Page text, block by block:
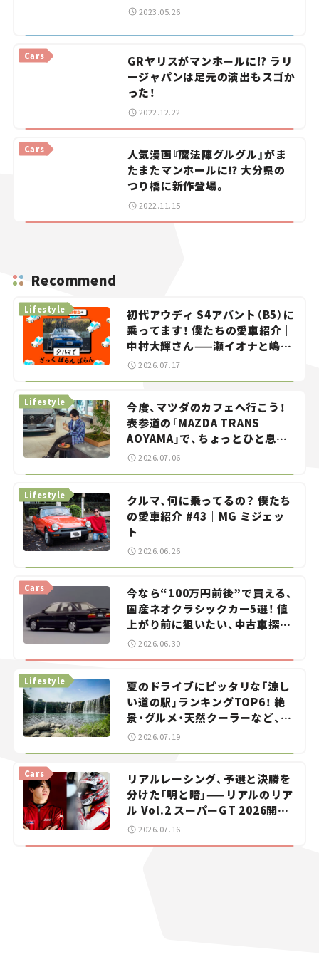
2023.05.26
Cars
GRヤリスがマンホールに!? ラリ
ージャパンは足元の演出もスゴか
った！
2022.12.22
Cars
人気漫画『魔法陣グルグル』がま
たまたマンホールに⁉ 大分県の
つり橋に新作登場。
2022.11.15
Recommend
初代アウディ S4アバント（B5）に
乗ってます！ 僕たちの愛車紹介｜
中村大輝さん——瀬イオナと嶋田
智之の「クルマでざっくばらんば
Lifestyle
2026.07.17
今度、マツダのカフェへ行こう！
表参道の「MAZDA TRANS
AOYAMA」で、ちょっとひと息。
——連載｜CCGとクルマでどうす
る？＜第13回＞
Lifestyle
2026.07.06
クルマ、何に乗ってるの？ 僕たち
の愛車紹介 #43｜MG ミジェッ
ト
Lifestyle
2026.06.26
今なら“100万円前後”で買える、
国産ネオクラシックカー5選！ 値
上がり前に狙いたい、中古車探し
をお手伝い――ちょっとイケてるマ
イカー選び #02
Cars
2026.06.30
夏のドライブにピッタリな「涼し
い道の駅」ランキングTOP6！ 絶
景・グルメ・天然クーラーなど、避
暑におすすめのスポットを紹介
Lifestyle
2026.07.19
リアルレーシング、予選と決勝を
分けた「明と暗」——リアルのリア
ル Vol.2 スーパーGT 2026開幕
戦 岡山国際サーキット
Cars
2026.07.16